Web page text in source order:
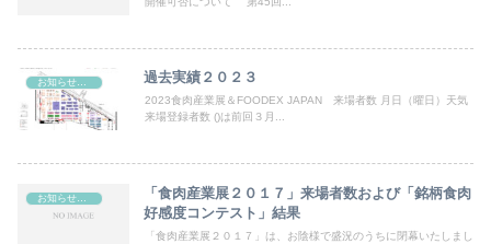
お知らせ＆最新ニュース 過去実績２０２３
2023食肉産業展＆FOODEX JAPAN 来場者数 月日（曜日）天気
来場登録者数 ()は前回３月...
お知らせ＆最新ニュース
「食肉産業展２０１７」来場者数および「銘柄食肉
好感度コンテスト」結果
「食肉産業展２０１７」は、お陰様で盛況のうちに閉幕いたしまし